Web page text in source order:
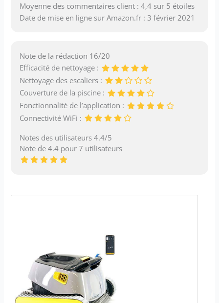
Moyenne des commentaires client : 4,4 sur 5 étoiles
Date de mise en ligne sur Amazon.fr : 3 février 2021
Note de la rédaction 16/20
Efficacité de nettoyage :
Nettoyage des escaliers :
Couverture de la piscine :
Fonctionnalité de l’application :
Connectivité WiFi :
Notes des utilisateurs 4.4/5
Note de 4.4 pour 7 utilisateurs